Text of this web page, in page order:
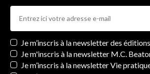
Newsletters
Je m’inscris à la newsletter des
Je m'inscris à la newsletter M.C.
Je m’inscris à la newsletter Vie